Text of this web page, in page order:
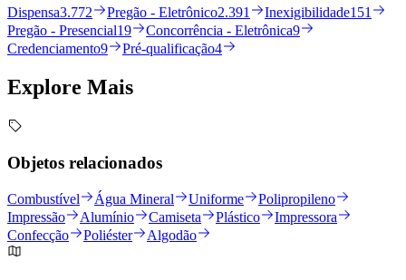
Dispensa3.772 Pregão - Eletrônico2.391 Inexigibilidade151
Pregão - Presencial19 Concorrência - Eletrônica9
Credenciamento9 Pré-qualificação4
Explore Mais
Objetos relacionados
Combustível Água Mineral Uniforme
Polipropileno
Impressão
Alumínio Camiseta Plástico
Impressora
Confecção
Poliéster Algodão